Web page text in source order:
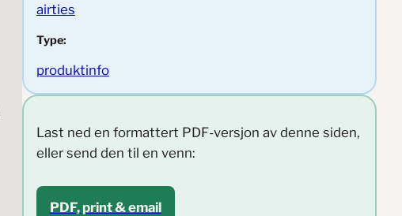
airties
Type:
produktinfo
Last ned en formattert PDF-versjon av denne siden,
eller send den til en venn:
PDF, print & email